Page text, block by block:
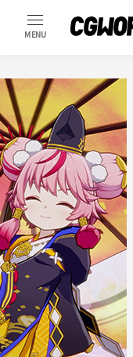
MENU